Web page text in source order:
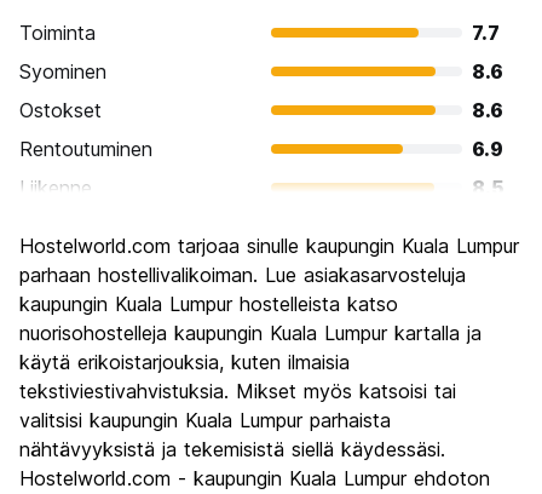
Toiminta
7.7
Syominen
8.6
Ostokset
8.6
Rentoutuminen
6.9
Liikenne
8.5
Kulttuuri
Yöelämä
Rahanarvoinen
8.1
Hostelworld.com tarjoaa sinulle kaupungin Kuala Lumpur
parhaan hostellivalikoiman. Lue asiakasarvosteluja
kaupungin Kuala Lumpur hostelleista katso
nuorisohostelleja kaupungin Kuala Lumpur kartalla ja
käytä erikoistarjouksia, kuten ilmaisia
tekstiviestivahvistuksia. Mikset myös katsoisi tai
valitsisi kaupungin Kuala Lumpur parhaista
nähtävyyksistä ja tekemisistä siellä käydessäsi.
Hostelworld.com - kaupungin Kuala Lumpur ehdoton